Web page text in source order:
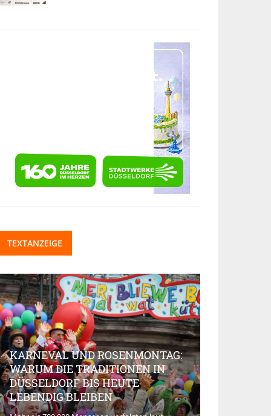
TEXTANZEIGE
KARNEVAL UND ROSENMONTAG:
WARUM DIE TRADITIONEN IN
DÜSSELDORF BIS HEUTE
LEBENDIG BLEIBEN